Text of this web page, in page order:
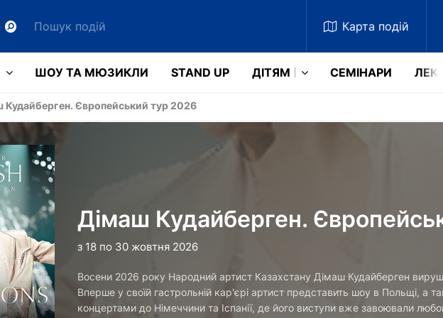
Карта подій
ШОУ ТА МЮЗИКЛИ STAND UP ДІТЯМ СЕМІНАРИ
Кудайберген. Європейський тур 2026
Дімаш Кудайберген.
з 18 по 30 жовтня 2026
Восени 2026 року Народний артист Казахстану Дімаш Кудайберген
Вперше у своїй гастрольній кар'єрі артист представить шоу в Польщі, а
концертами до Німеччини та Іспанії, де його виступи вже завоювали